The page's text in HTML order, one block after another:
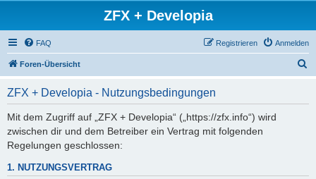
ZFX + Developia
FAQ Anmelden
Registrieren
Foren-Übersicht
ZFX + Developia - Nutzungsbedingungen
Mit dem Zugriff auf „ZFX + Developia“ („https://zfx.info“) wird
zwischen dir und dem Betreiber ein Vertrag mit folgenden
Regelungen geschlossen:
1. NUTZUNGSVERTRAG